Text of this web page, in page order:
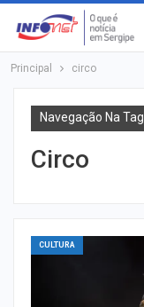
Principal circo
Navegação Na Tag
Circo
CULTURA